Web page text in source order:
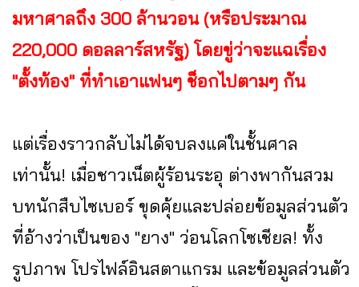
มหาศาลถึง 300 ล้านวอน (หรือประมาณ
220,000 ดอลลาร์สหรัฐ) โดยขู่ว่าจะแฉเรื่อง
"ตั้งท้อง" ที่ทำเอาแฟนๆ ช็อกไปตามๆ กัน
แต่เรื่องราวกลับไม่ได้จบลงแค่ในชั้นศาล
เท่านั้น! เมื่อชาวเน็ตผู้ร้อนระอุ ต่างพากันสวม
บทนักสืบไซเบอร์ ขุดคุ้ยและปล่อยข้อมูลส่วนตัว
ที่อ้างว่าเป็นของ "ยาง" ว่อนโลกโซเชียล! ทั้ง
รูปภาพ โปรไฟล์อินสตาแกรม และข้อมูลส่วนตัว